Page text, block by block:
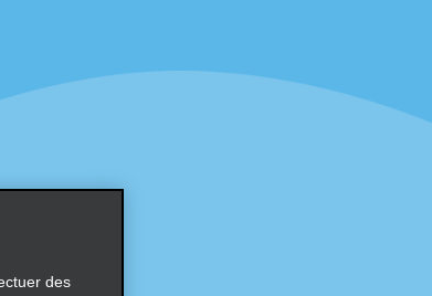
internationale
des